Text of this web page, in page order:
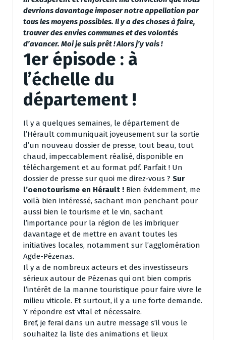
devrions davantage imposer notre appellation par
tous les moyens possibles. Il y a des choses à faire,
trouver des envies communes et des volontés
d’avancer. Moi je suis prêt ! Alors j’y vais !
1er épisode : à
l’échelle du
département !
Il y a quelques semaines, le département de
l’Hérault communiquait joyeusement sur la sortie
d’un nouveau dossier de presse, tout beau, tout
chaud, impeccablement réalisé, disponible en
téléchargement et au format pdf. Parfait ! Un
dossier de presse sur quoi me direz-vous ? Sur
l’oenotourisme en Hérault ! Bien évidemment, me
voilà bien intéressé, sachant mon penchant pour
aussi bien le tourisme et le vin, sachant
l’importance pour la région de les imbriquer
davantage et de mettre en avant toutes les
initiatives locales, notamment sur l’agglomération
Agde-Pézenas.
Il y a de nombreux acteurs et des investisseurs
sérieux autour de Pézenas qui ont bien compris
l’intérêt de la manne touristique pour faire vivre le
milieu viticole. Et surtout, il y a une forte demande.
Y répondre est vital et nécessaire.
Bref, je ferai dans un autre message s’il vous le
souhaitez la liste des animations et lieux